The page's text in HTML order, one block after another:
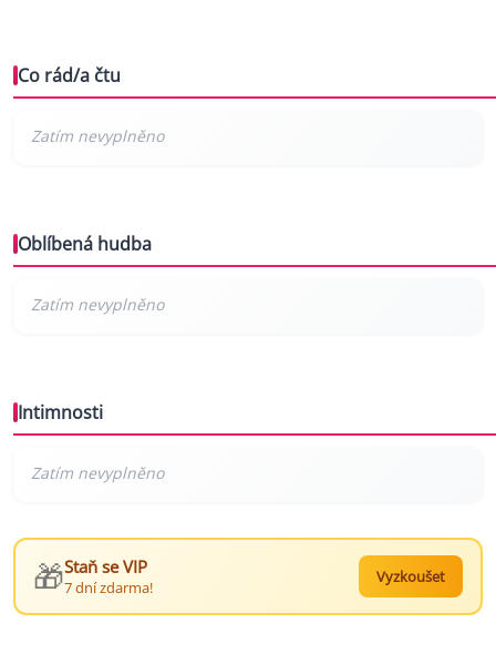
Co rád/a čtu
Oblíbená hudba
Intimnosti
🎁Staň se VIP
7 dní zdarma!
Vyzkoušet